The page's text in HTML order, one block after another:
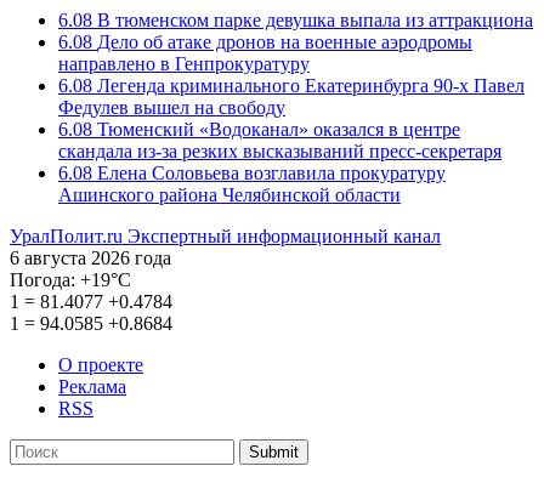
6.08 В тюменском парке девушка выпала из аттракциона
6.08 Дело об атаке дронов на военные аэродромы
направлено в Генпрокуратуру
6.08 Легенда криминального Екатеринбурга 90-х Павел
Федулев вышел на свободу
6.08 Тюменский «Водоканал» оказался в центре
скандала из-за резких высказываний пресс-секретаря
6.08 Елена Соловьева возглавила прокуратуру
Ашинского района Челябинской области
УралПолит.ru Экспертный информационный канал
6 августа 2026 года
Погода: +19°С
1 = 81.4077 +0.4784
1 = 94.0585 +0.8684
О проекте
Реклама
RSS
Submit